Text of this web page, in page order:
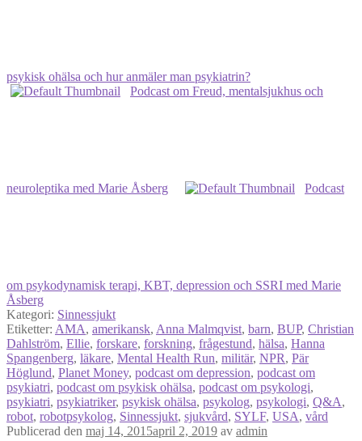
psykisk ohälsa och hur anmäler man psykiatrin?
Podcast om Freud, mentalsjukhus och
neuroleptika med Marie Åsberg Podcast
om psykodynamisk terapi, KBT, depression och SSRI med Marie
Åsberg
Kategori: Sinnessjukt
Etiketter: AMA, amerikansk, Anna Malmqvist, barn, BUP, Christian
Dahlström, Ellie, forskare, forskning, frågestund, hälsa, Hanna
Spangenberg, läkare, Mental Health Run, militär, NPR, Pär
Höglund, Planet Money, podcast om depression, podcast om
psykiatri, podcast om psykisk ohälsa, podcast om psykologi,
psykiatri, psykiatriker, psykisk ohälsa, psykolog, psykologi, Q&A,
robot, robotpsykolog, Sinnessjukt, sjukvård, SYLF, USA, vård
Publicerad den maj 14, 2015april 2, 2019 av admin